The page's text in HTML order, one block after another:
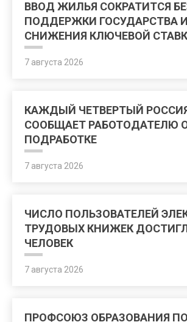
ВВОД ЖИЛЬЯ СОКРАТИТСЯ
ПОДДЕРЖКИ ГОСУДАРСТВА И
СНИЖЕНИЯ КЛЮЧЕВОЙ
7 августа 2026
КАЖДЫЙ ЧЕТВЕРТЫЙ
СООБЩАЕТ РАБОТОДАТЕЛЮ
ПОДРАБОТКЕ
7 августа 2026
ЧИСЛО ПОЛЬЗОВАТЕЛЕЙ
ТРУДОВЫХ КНИЖЕК
ЧЕЛОВЕК
7 августа 2026
ПРОФСОЮЗ ОБРАЗОВАНИЯ